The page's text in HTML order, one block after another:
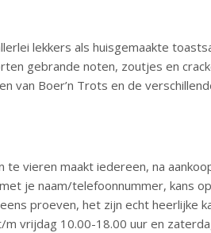
lekkers als huisgemaakte
gebrande noten, zoutjes en
van Boer’n Trots en de
vieren maakt iedereen, na
je naam/telefoonnummer, kans
proeven, het zijn echt heerlijke
vrijdag 10.00-18.00 uur en